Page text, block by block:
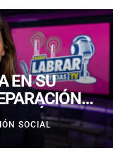
EN SU
DE
SOCIAL